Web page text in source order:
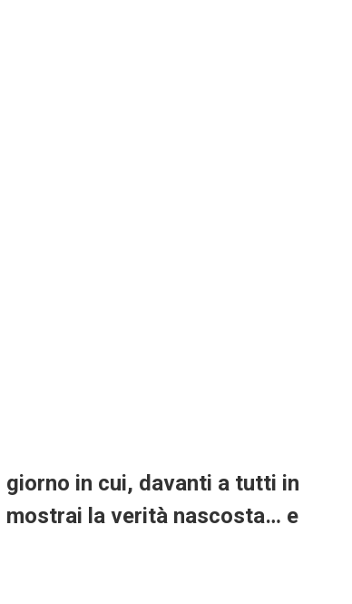
in cui, davanti a tutti in
la verità nascosta… e